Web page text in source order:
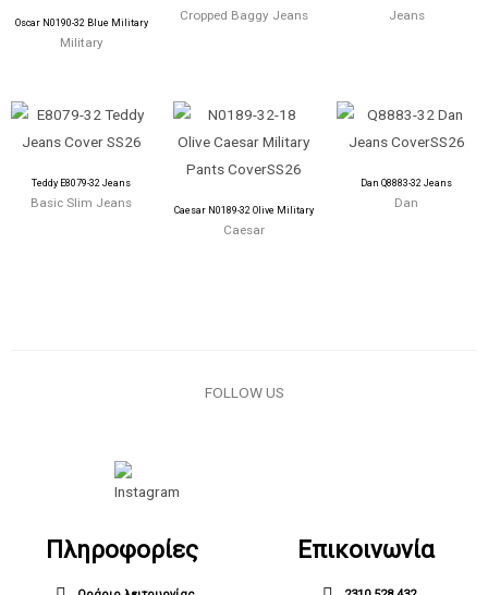
Oscar N0190-32 Blue Military
Military
Cropped Baggy Jeans Jeans
Teddy E8079-32 Jeans
Basic Slim Jeans Caesar N0189-32 Olive Military
Caesar
Dan Q8883-32 Jeans
Dan
FOLLOW US
Πληροφορίες Επικοινωνία